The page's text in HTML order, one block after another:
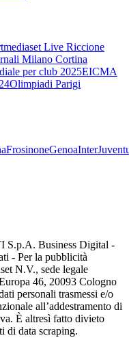
Live Riccione
Milano Cortina
per club 2025EICMA
Olimpiadi Parigi
FrosinoneGenoaInter
S.p.A. Business Digital -
- Per la pubblicità
N.V., sede legale
46, 20093 Cologno
personali trasmessi e/o
all’addestramento di
È altresì fatto divieto
di data scraping.